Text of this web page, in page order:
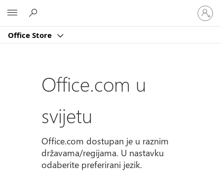
Office Store
Prijavite
se
u
račun
Office.com u
svijetu
Office.com dostupan je u raznim
državama/regijama. U nastavku
odaberite preferirani jezik.